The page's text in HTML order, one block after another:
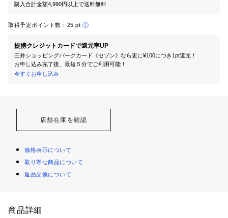
購入合計金額4,990円以上で送料無料
取得予定ポイント数： 25 pt
提携クレジットカードで還元率UP
三井ショッピングパークカード《セゾン》なら更に¥100につき1pt還元！
お申し込み完了後、最短５分でご利用可能！
今すぐお申し込み
店舗在庫を確認
価格表示について
取り寄せ商品について
返品交換について
商品詳細